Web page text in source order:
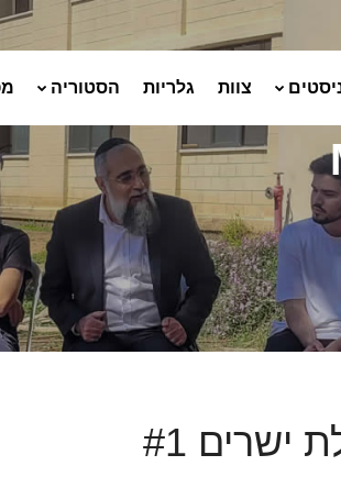
צוות גלריות הסטוריה
ישרים #1